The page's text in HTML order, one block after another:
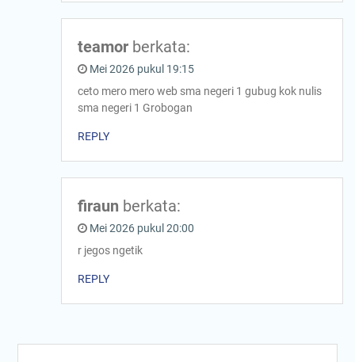
teamor berkata:
Mei 2026 pukul 19:15
ceto mero mero web sma negeri 1 gubug kok nulis
sma negeri 1 Grobogan
REPLY
firaun berkata:
Mei 2026 pukul 20:00
r jegos ngetik
REPLY